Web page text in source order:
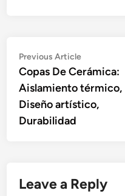
Post
navigation
Previous ArticlePrevious
article:
Copas De Cerámica:
Aislamiento térmico,
Diseño artístico,
Durabilidad
Leave a Reply